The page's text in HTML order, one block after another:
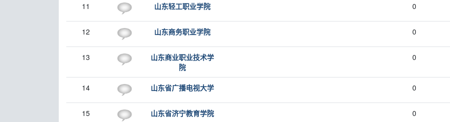
11 山东轻工职业学院 0
12 山东商务职业学院 0
13
山东商业职业技术学
院
0
14 山东省广播电视大学 0
15 山东省济宁教育学院 0